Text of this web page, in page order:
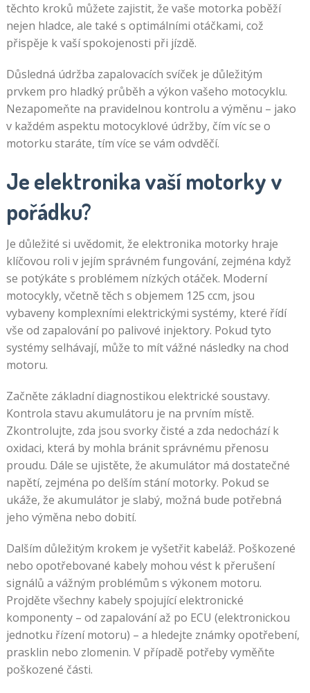
těchto kroků můžete zajistit, že vaše motorka poběží
nejen hladce, ale také s optimálními otáčkami, což
přispěje k vaší spokojenosti při jízdě.
Důsledná údržba zapalovacích svíček je důležitým
prvkem pro hladký průběh a výkon vašeho motocyklu.
Nezapomeňte na pravidelnou kontrolu a výměnu – jako
v každém aspektu motocyklové údržby, čím víc se o
motorku staráte, tím více se vám odvděčí.
Je elektronika vaší motorky v
pořádku?
Je důležité si uvědomit, že elektronika motorky hraje
klíčovou roli v jejím správném fungování, zejména když
se potýkáte s problémem nízkých otáček. Moderní
motocykly, včetně těch s objemem 125 ccm, jsou
vybaveny komplexními elektrickými systémy, které řídí
vše od zapalování po palivové injektory. Pokud tyto
systémy selhávají, může to mít vážné následky na chod
motoru.
Začněte základní diagnostikou elektrické soustavy.
Kontrola stavu akumulátoru je na prvním místě.
Zkontrolujte, zda jsou svorky čisté a zda nedochází k
oxidaci, která by mohla bránit správnému přenosu
proudu. Dále se ujistěte, že akumulátor má dostatečné
napětí, zejména po delším stání motorky. Pokud se
ukáže, že akumulátor je slabý, možná bude potřebná
jeho výměna nebo dobití.
Dalším důležitým krokem je vyšetřit kabeláž. Poškozené
nebo opotřebované kabely mohou vést k přerušení
signálů a vážným problémům s výkonem motoru.
Projděte všechny kabely spojující elektronické
komponenty – od zapalování až po ECU (elektronickou
jednotku řízení motoru) – a hledejte známky opotřebení,
prasklin nebo zlomenin. V případě potřeby vyměňte
poškozené části.